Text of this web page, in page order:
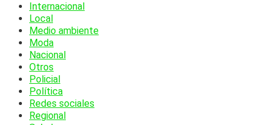
Internacional
Local
Medio ambiente
Moda
Nacional
Otros
Policial
Política
Redes sociales
Regional